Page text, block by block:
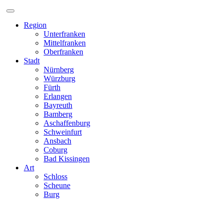
Zum
Region
Unterfranken
Mittelfranken
Oberfranken
Stadt
Nürnberg
Würzburg
Fürth
Erlangen
Bayreuth
Bamberg
Aschaffenburg
Schweinfurt
Ansbach
Coburg
Bad Kissingen
Art
Schloss
Scheune
Burg